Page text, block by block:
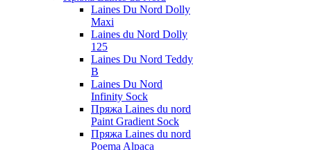
Laines Du Nord Dolly
Maxi
Laines du Nord Dolly
125
Laines Du Nord Teddy
B
Laines Du Nord
Infinity Sock
Пряжа Laines du nord
Paint Gradient Sock
Пряжа Laines du nord
Poema Alpaca